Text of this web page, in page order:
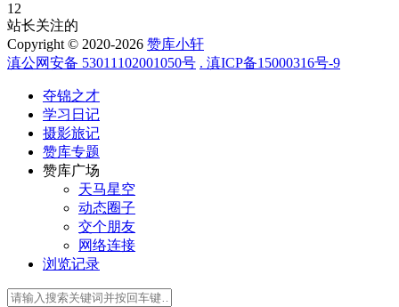
12
站长关注的
Copyright © 2020-2026 赞库小轩
滇公网安备 53011102001050号 . 滇ICP备15000316号-9
夺锦之才
学习日记
摄影旅记
赞库专题
赞库广场
天马星空
动态圈子
交个朋友
网络连接
浏览记录